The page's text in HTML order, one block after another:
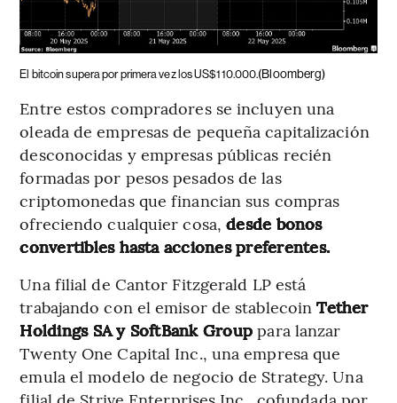
El bitcoin supera por primera vez los US$110.000.(Bloomberg)
Entre estos compradores se incluyen una
oleada de empresas de pequeña capitalización
desconocidas y empresas públicas recién
formadas por pesos pesados ​​de las
criptomonedas que financian sus compras
ofreciendo cualquier cosa,desde bonos
convertibles hasta acciones preferentes.
Una filial de Cantor Fitzgerald LP está
trabajando con el emisor de stablecoinTether
Holdings SA y SoftBank Grouppara lanzar
Twenty One Capital Inc., una empresa que
emula el modelo de negocio de Strategy. Una
filial de Strive Enterprises Inc., cofundada por